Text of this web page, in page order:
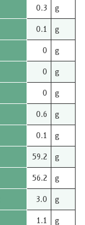
0.3 g
0.1 g
0 g
0 g
0 g
0.6 g
0.1 g
59.2 g
56.2 g
3.0 g
1.1 g